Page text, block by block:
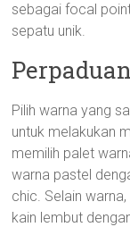
sebagai focal
sepatu unik.
Pilih warna yang
untuk melakukan
memilih palet
warna pastel
chic. Selain
kain lembut